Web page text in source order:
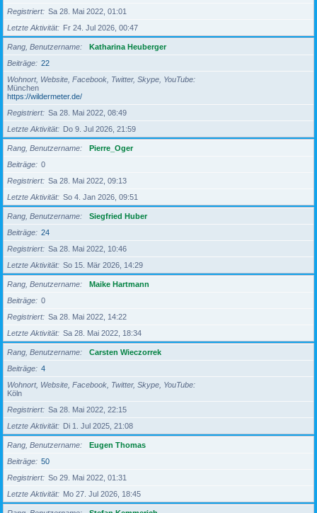
Registriert
Sa 28. Mai 2022, 01:01
Letzte Aktivität
Fr 24. Jul 2026, 00:47
Rang, Benutzername
Katharina Heuberger
Beiträge
22
Wohnort, Website, Facebook, Twitter, Skype, YouTube
München
https://wildermeter.de/
Registriert
Sa 28. Mai 2022, 08:49
Letzte Aktivität
Do 9. Jul 2026, 21:59
Rang, Benutzername
Pierre_Oger
Beiträge
0
Registriert
Sa 28. Mai 2022, 09:13
Letzte Aktivität
So 4. Jan 2026, 09:51
Rang, Benutzername
Siegfried Huber
Beiträge
24
Registriert
Sa 28. Mai 2022, 10:46
Letzte Aktivität
So 15. Mär 2026, 14:29
Rang, Benutzername
Maike Hartmann
Beiträge
0
Registriert
Sa 28. Mai 2022, 14:22
Letzte Aktivität
Sa 28. Mai 2022, 18:34
Rang, Benutzername
Carsten Wieczorrek
Beiträge
4
Wohnort, Website, Facebook, Twitter, Skype, YouTube
Köln
Registriert
Sa 28. Mai 2022, 22:15
Letzte Aktivität
Di 1. Jul 2025, 21:08
Rang, Benutzername
Eugen Thomas
Beiträge
50
Registriert
So 29. Mai 2022, 01:31
Letzte Aktivität
Mo 27. Jul 2026, 18:45